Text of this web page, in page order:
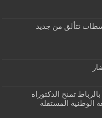
تتألق من جديد
تمنح الدكتوراه
الوطنية المستقلة